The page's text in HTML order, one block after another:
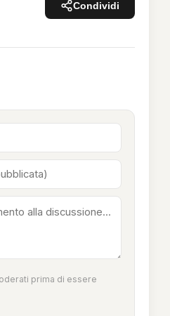
Condividi
prima di essere